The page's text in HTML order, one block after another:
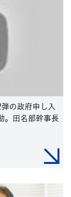
弾の政府申し入
。田名部幹事長